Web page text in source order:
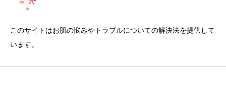
このサイトはお肌の悩みやトラブルについての解決法を提供して
います。